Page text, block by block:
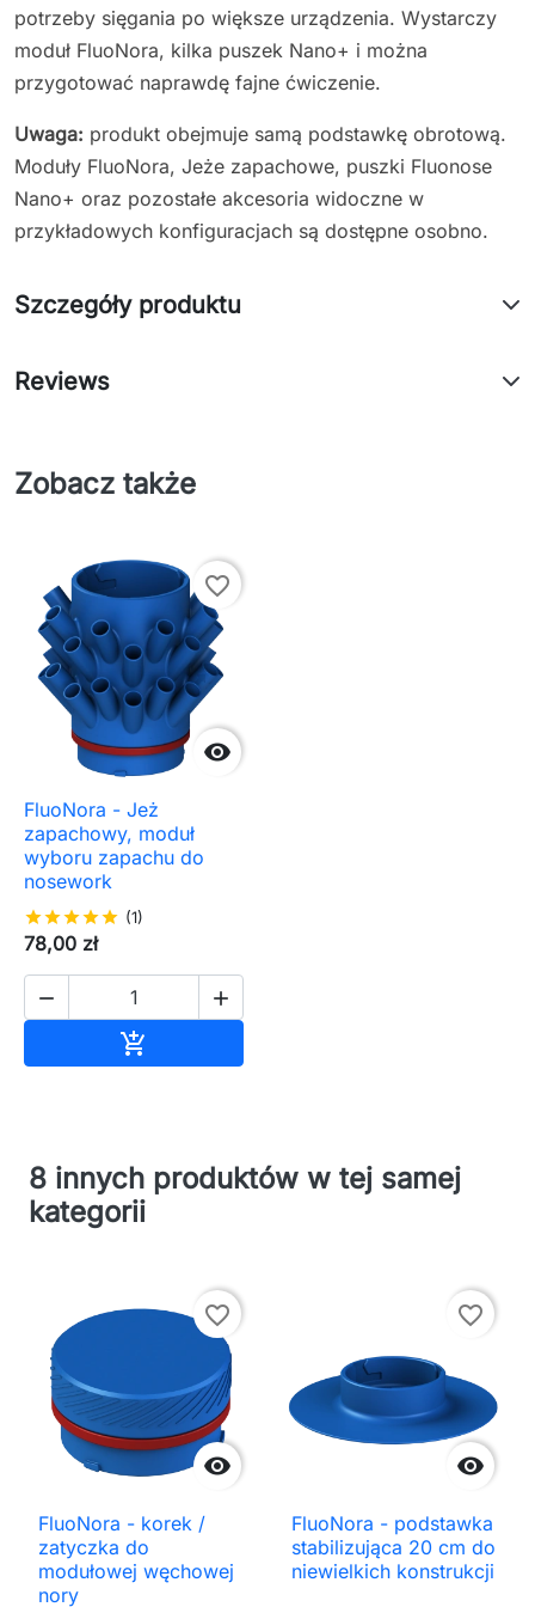
potrzeby sięgania po większe urządzenia. Wystarczy
moduł FluoNora, kilka puszek Nano+ i można
przygotować naprawdę fajne ćwiczenie.
Uwaga: produkt obejmuje samą podstawkę obrotową.
Moduły FluoNora, Jeże zapachowe, puszki Fluonose
Nano+ oraz pozostałe akcesoria widoczne w
przykładowych konfiguracjach są dostępne osobno.
Szczegóły produktu
Reviews
Zobacz także

favorite_border
FluoNora - Jeż
zapachowy, moduł
wyboru zapachu do
nosework
starstarstarstarstar (1)
78,00 zł
 

8 innych produktów w tej samej
kategorii

favorite_border
FluoNora - korek /
zatyczka do
modułowej węchowej
nory

favorite_border
FluoNora - podstawka
stabilizująca 20 cm do
niewielkich konstrukcji